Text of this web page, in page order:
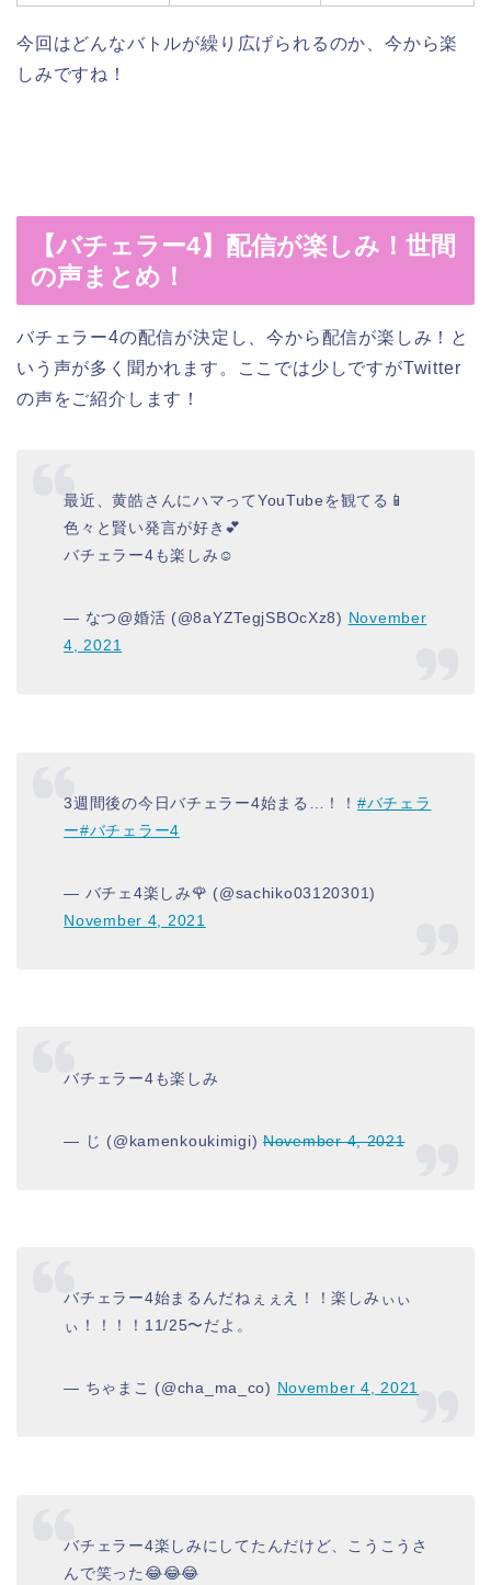
今回はどんなバトルが繰り広げられるのか、今から楽
しみですね！
【バチェラー4】配信が楽しみ！世間
の声まとめ！
バチェラー4の配信が決定し、今から配信が楽しみ！と
いう声が多く聞かれます。ここでは少しですがTwitter
の声をご紹介します！
最近、黄皓さんにハマってYouTubeを観てる📱
色々と賢い発言が好き💕
バチェラー4も楽しみ☺️
— なつ@婚活 (@8aYZTegjSBOcXz8) November
4, 2021
3週間後の今日バチェラー4始まる…！！ #バチェラ
ー#バチェラー4
— バチェ4楽しみ🌹 (@sachiko03120301)
November 4, 2021
バチェラー4も楽しみ
— じ (@kamenkoukimigi)November 4, 2021
バチェラー4始まるんだねぇぇえ！！楽しみぃぃ
ぃ！！！！11/25〜だよ。
— ちゃまこ (@cha_ma_co) November 4, 2021
バチェラー4楽しみにしてたんだけど、こうこうさ
んで笑った😂😂😂